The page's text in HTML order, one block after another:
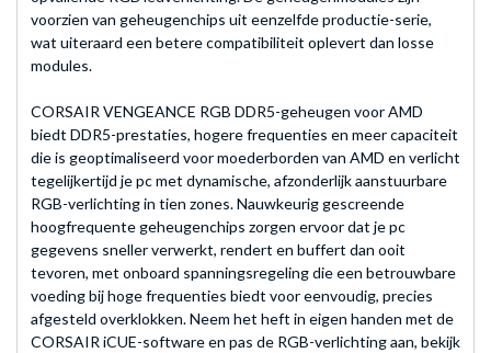
voorzien van geheugenchips uit eenzelfde productie-serie,
wat uiteraard een betere compatibiliteit oplevert dan losse
modules.
CORSAIR VENGEANCE RGB DDR5-geheugen voor AMD
biedt DDR5-prestaties, hogere frequenties en meer capaciteit
die is geoptimaliseerd voor moederborden van AMD en verlicht
tegelijkertijd je pc met dynamische, afzonderlijk aanstuurbare
RGB-verlichting in tien zones. Nauwkeurig gescreende
hoogfrequente geheugenchips zorgen ervoor dat je pc
gegevens sneller verwerkt, rendert en buffert dan ooit
tevoren, met onboard spanningsregeling die een betrouwbare
voeding bij hoge frequenties biedt voor eenvoudig, precies
afgesteld overklokken. Neem het heft in eigen handen met de
CORSAIR iCUE-software en pas de RGB-verlichting aan, bekijk